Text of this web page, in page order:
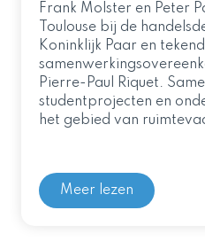
Frank Molster en Peter
Toulouse bij de
Koninklijk Paar en
Pierre-Paul Riquet.
studentprojecten en
het gebied van
Meer lezen